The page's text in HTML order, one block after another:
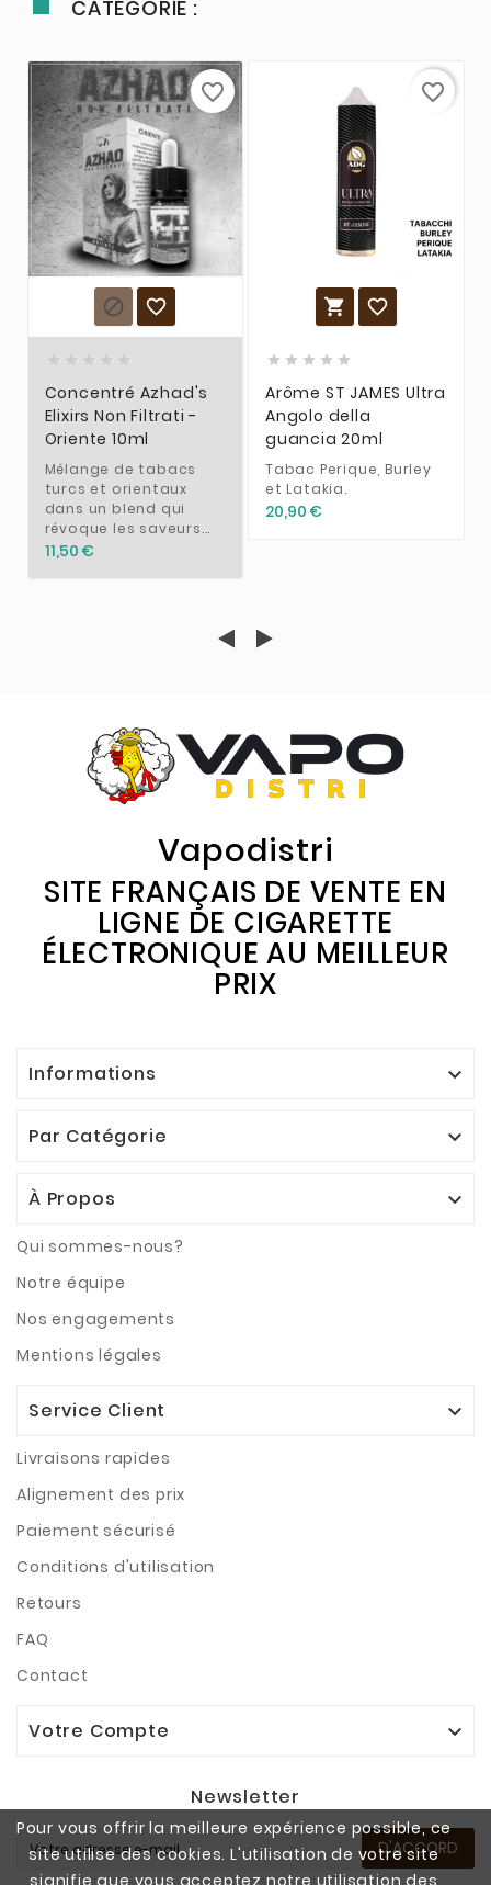
Pour vous offrir la meilleure expérience possible, ce
site utilise des cookies. L'utilisation de votre site
signifie que vous acceptez notre utilisation des
CATÉGORIE :
 
Concentré Azhad's
Elixirs Non Filtrati -
Oriente 10ml
Mélange de tabacs
turcs et orientaux
dans un blend qui
révoque les saveurs...
11,50 €
favorite_border
 
    
Arôme ST JAMES Ultra
Angolo della
guancia 20ml
Tabac Perique, Burley
et Latakia.
20,90 €
favorite_border
Vapodistri
SITE FRANÇAIS DE VENTE EN
LIGNE DE CIGARETTE
ÉLECTRONIQUE AU MEILLEUR
PRIX
Informations 
Par Catégorie 
À Propos 
Qui sommes-nous?
Notre équipe
Nos engagements
Mentions légales
Service Client 
Livraisons rapides
Alignement des prix
Paiement sécurisé
Conditions d'utilisation
Retours
FAQ
Contact
Votre Compte 
Newsletter
D'ACCORD